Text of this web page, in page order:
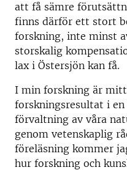
att få sämre
finns därför ett stort
forskning, inte minst
storskalig
lax i Östersjön kan få.
I min forskning är
forskningsresultat i
förvaltning av våra
genom vetenskaplig
föreläsning kommer
hur forskning och